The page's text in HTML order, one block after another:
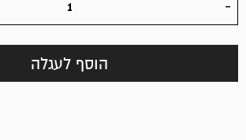
הוסף לעגלה